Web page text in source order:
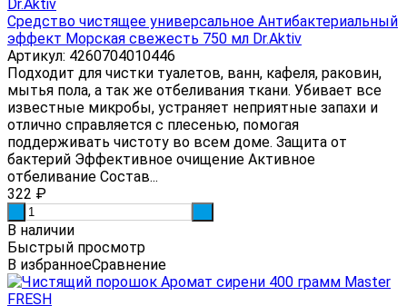
Средство чистящее универсальное Антибактериальный
эффект Морская свежесть 750 мл Dr.Aktiv
Артикул: 4260704010446
Подходит для чистки туалетов, ванн, кафеля, раковин,
мытья пола, а так же отбеливания ткани. Убивает все
известные микробы, устраняет неприятные запахи и
отлично справляется с плесенью, помогая
поддерживать чистоту во всем доме. Защита от
бактерий Эффективное очищение Активное
отбеливание Состав...
322 ₽
В наличии
Быстрый просмотр
В избранноеСравнение